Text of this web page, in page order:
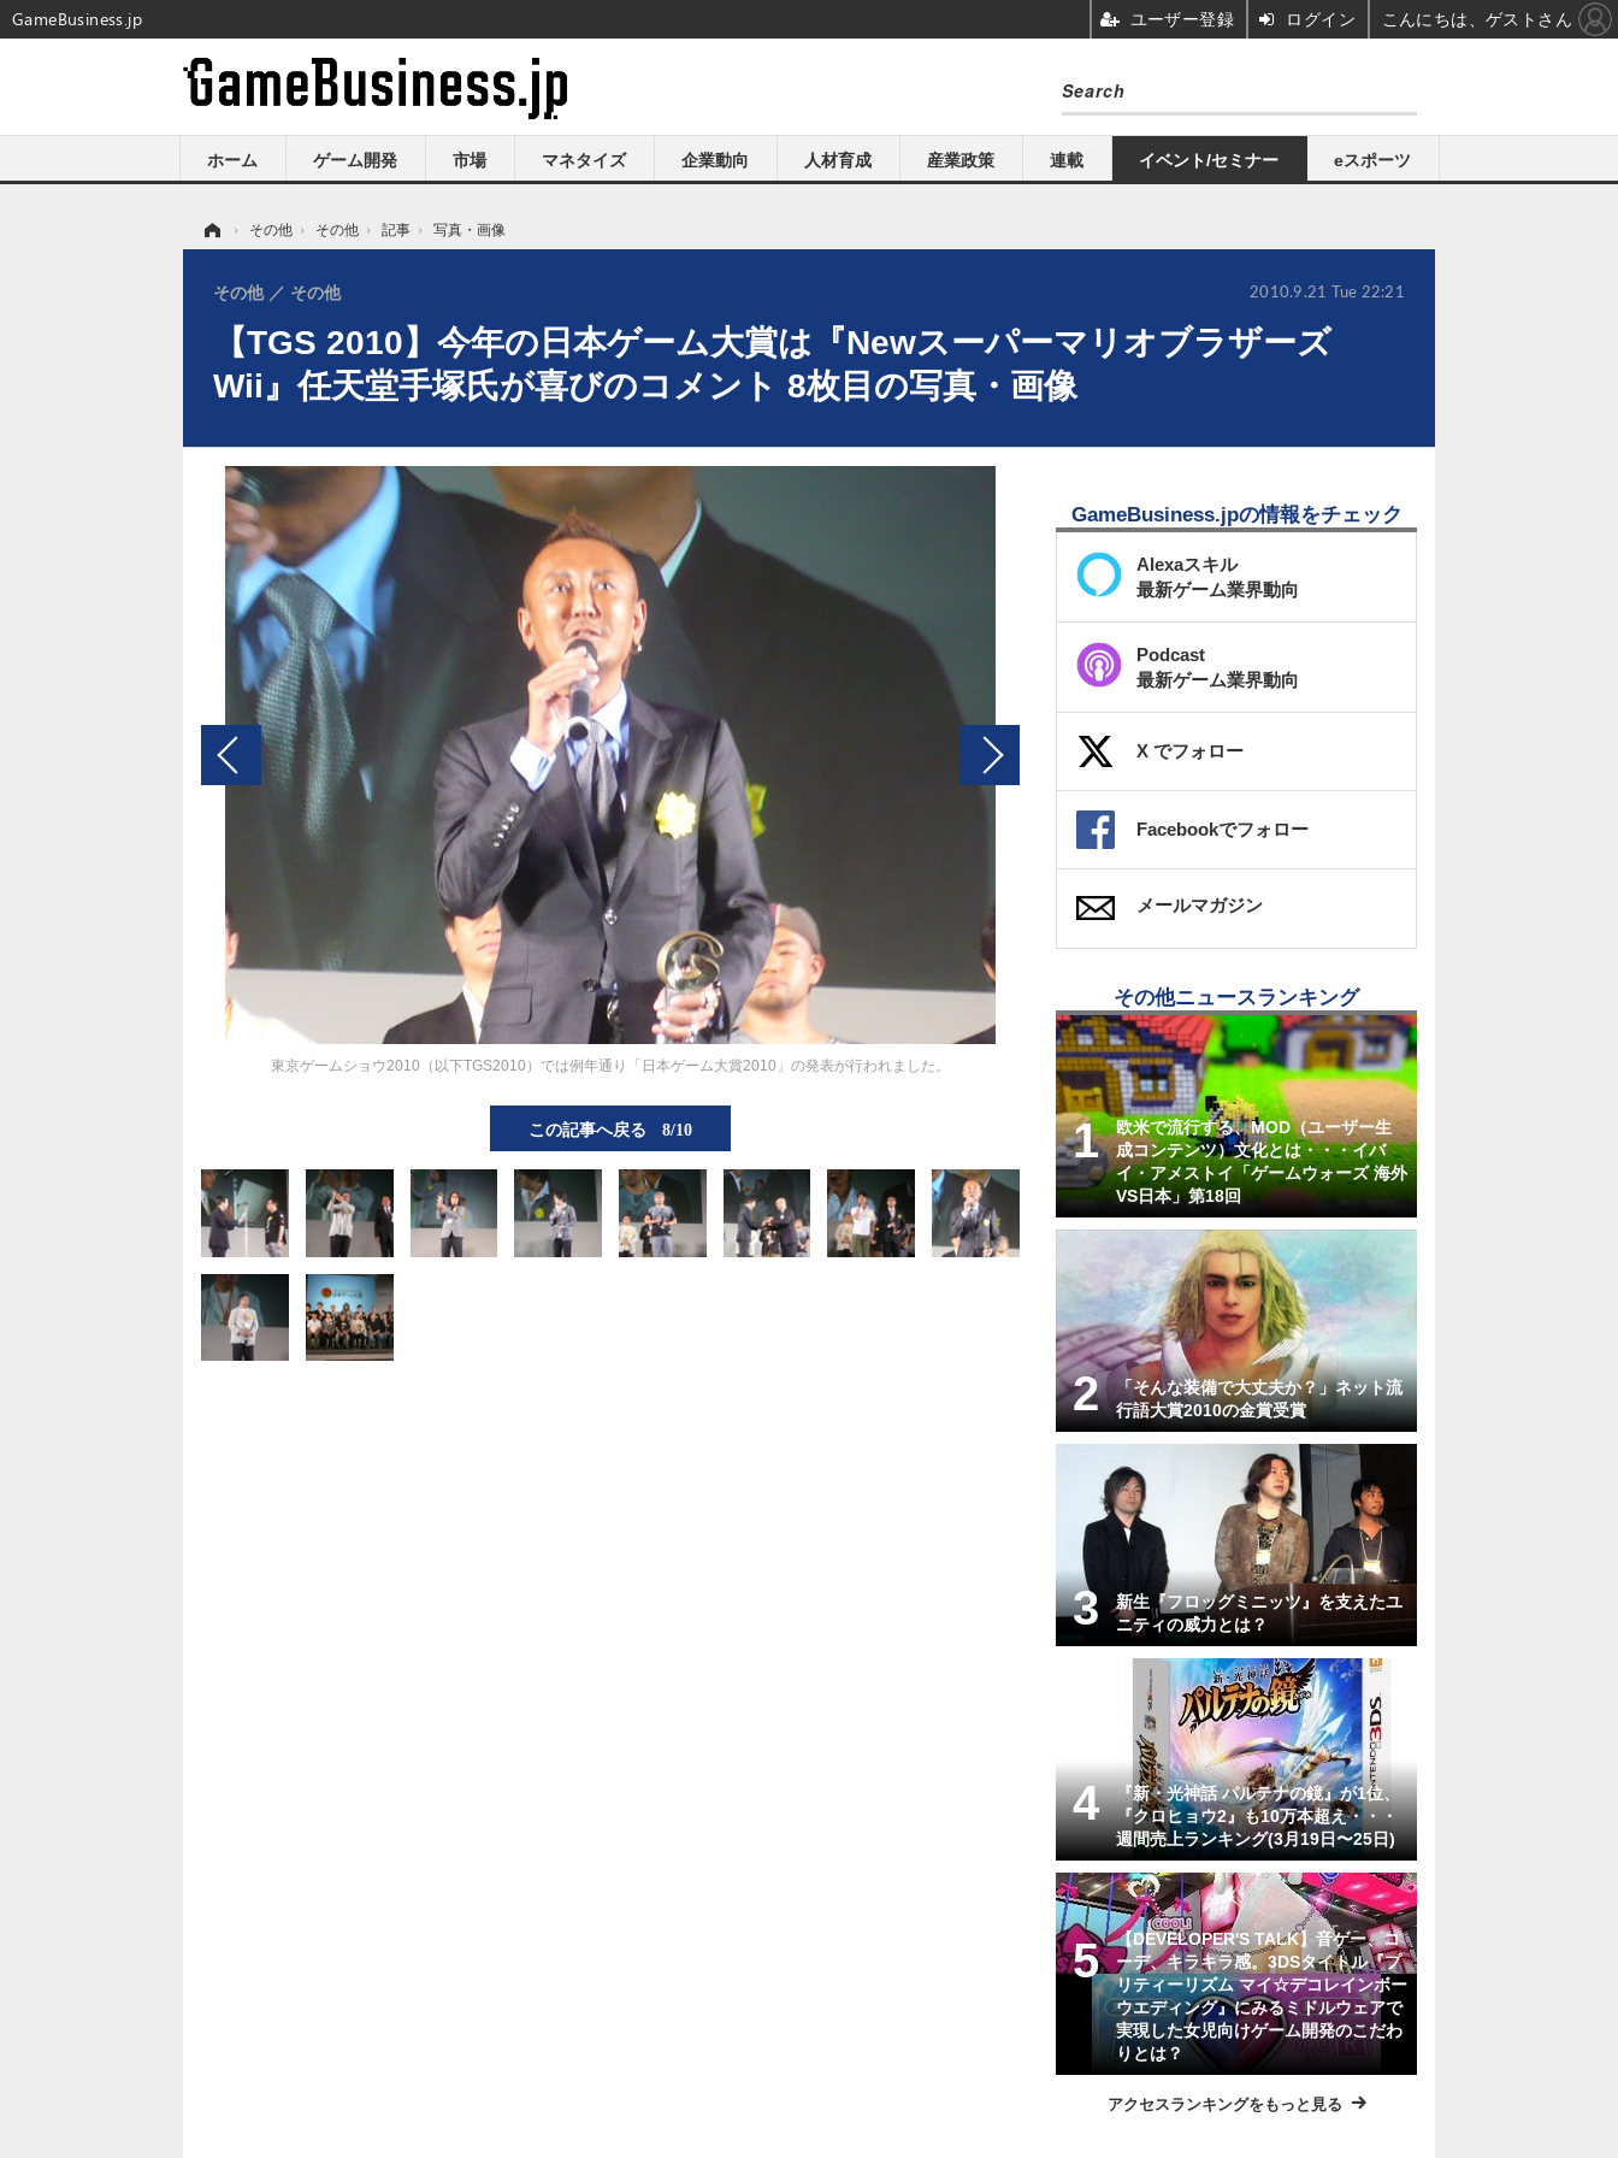
ホーム ゲーム開発 市場 マネタイズ 企業動向 人材育成 産業政策 連載 イベント/セミナー eスポーツ
› その他 › その他 › 記事 › 写真・画像
【TGS 2010】今年の日本ゲーム大賞は『Newスーパーマリオブラザーズ
Wii』任天堂手塚氏が喜びのコメント 8枚目の写真・画像
その他 その他 2010.9.21 Tue 22:21
東京ゲームショウ2010（以下TGS2010）では例年通り「日本ゲーム大賞2010」の発表が行われました。
この記事へ戻る 8/10
GameBusiness.jpの情報をチェック
Alexaスキル
最新ゲーム業界動向
Podcast
最新ゲーム業界動向
X でフォロー
Facebookでフォロー
メールマガジン
その他ニュースランキング
欧米で流行する、MOD（ユーザー生
成コンテンツ）文化とは・・・イバ
イ・アメストイ「ゲームウォーズ 海外
VS日本」第18回
「そんな装備で大丈夫か？」ネット流
行語大賞2010の金賞受賞
新生『フロッグミニッツ』を支えたユ
ニティの威力とは？
『新・光神話 パルテナの鏡』が1位、
『クロヒョウ2』も10万本超え・・・
週間売上ランキング(3月19日〜25日)
【DEVELOPER'S TALK】音ゲー、コ
ーデ、キラキラ感。3DSタイトル『プ
リティーリズム マイ☆デコレインボー
ウエディング』にみるミドルウェアで
実現した女児向けゲーム開発のこだわ
りとは？
アクセスランキングをもっと見る
GameBusiness.jp ユーザー登録 ログイン こんにちは、ゲストさん